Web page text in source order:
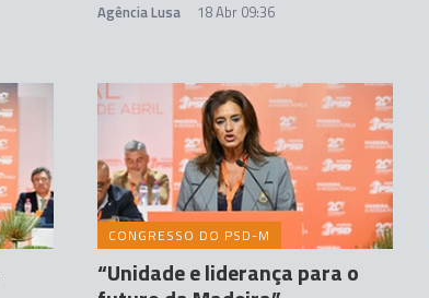
Agência Lusa 18 Abr 09:36
CONGRESSO DO PSD-M
“Unidade e liderança para o